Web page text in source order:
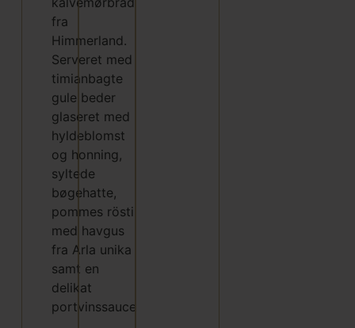
fra
Himmerland.
Serveret med
timianbagte
gule beder
glaseret med
hyldeblomst
og honning,
syltede
bøgehatte,
pommes rösti
med havgus
fra Arla unika
samt en
delikat
portvinssauce